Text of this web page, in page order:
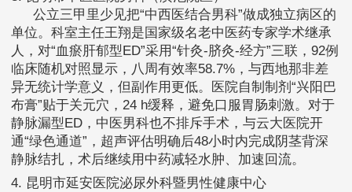
公立三甲里少见把“中西医结合男科”做成独立病区的
单位。科室主任王翔是国家级名老中医药专家学术继承
人，对“血瘀肝郁型ED”采用“针灸-脐灸-经方”三联，92例
临床随机对照显示，八周有效率58.7%，与西地那非差
异无统计学意义，但副作用更低。医院自制制剂“兴阳巴
布膏”贴于关元穴，24 h缓释，避免口服胃肠刺激。对于
静脉漏型ED，中医男科也不排斥手术，与云大医院开
通“绿色通道”，超声评估明确后48小时内完成阴茎背深
静脉结扎，术后继续用中药减轻水肿、加速回流。
4. 昆明市延安医院泌尿外科暨男性健康中心